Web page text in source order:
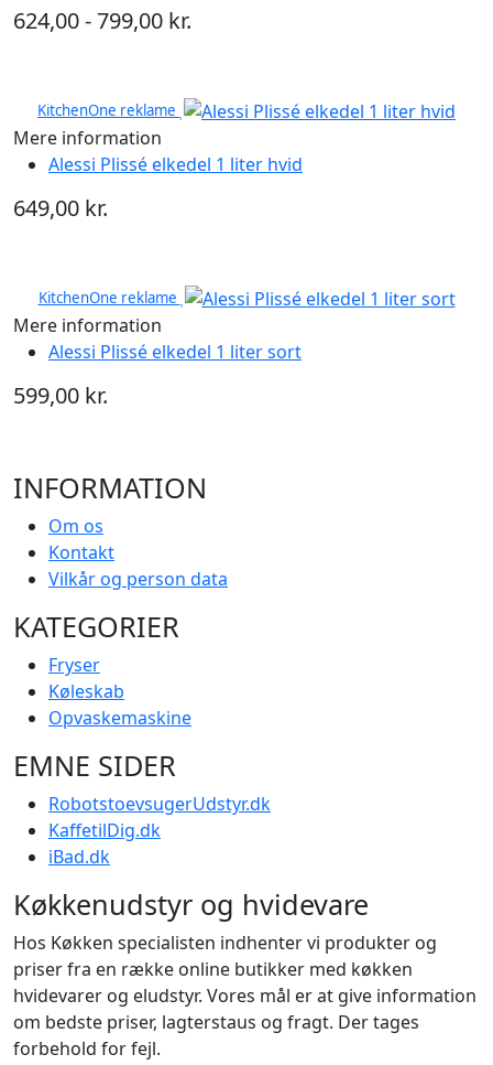
624,00 - 799,00 kr.
KitchenOne reklame
Mere information
Alessi Plissé elkedel 1 liter hvid
649,00 kr.
KitchenOne reklame
Mere information
Alessi Plissé elkedel 1 liter sort
599,00 kr.
INFORMATION
Om os
Kontakt
Vilkår og person data
KATEGORIER
Fryser
Køleskab
Opvaskemaskine
EMNE SIDER
RobotstoevsugerUdstyr.dk
KaffetilDig.dk
iBad.dk
Køkkenudstyr og hvidevare
Hos Køkken specialisten indhenter vi produkter og
priser fra en række online butikker med køkken
hvidevarer og eludstyr. Vores mål er at give information
om bedste priser, lagterstaus og fragt. Der tages
forbehold for fejl.